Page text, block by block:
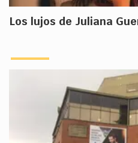
Los lujos de Juliana